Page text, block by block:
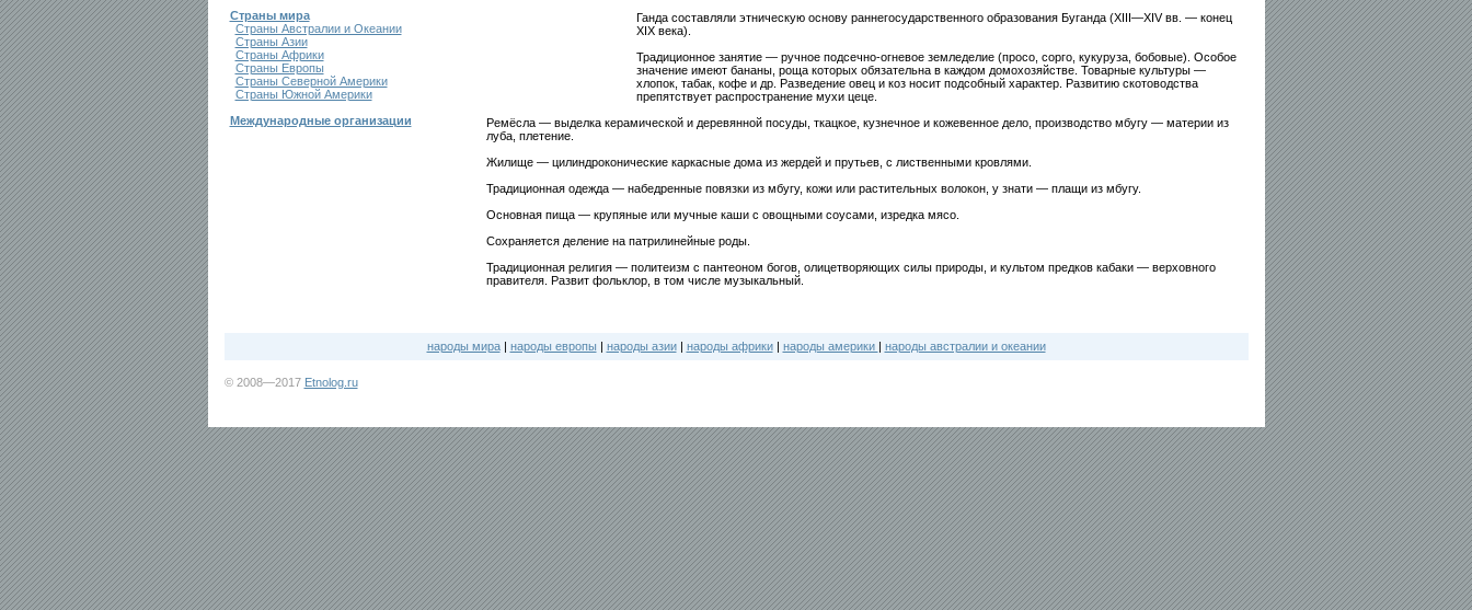
Страны мира
Страны Австралии и Океании
Страны Азии
Страны Африки
Страны Европы
Страны Северной Америки
Страны Южной Америки
Международные организации
Ганда составляли этническую основу раннегосударственного образования Буганда (XIII—XIV вв. — конец
XIX века).
Традиционное занятие — ручное подсечно-огневое земледелие (просо, сорго, кукуруза, бобовые). Особое
значение имеют бананы, роща которых обязательна в каждом домохозяйстве. Товарные культуры —
хлопок, табак, кофе и др. Разведение овец и коз носит подсобный характер. Развитию скотоводства
препятствует распространение мухи цеце.
Ремёсла — выделка керамической и деревянной посуды, ткацкое, кузнечное и кожевенное дело, производство мбугу — материи из
луба, плетение.
Жилище — цилиндроконические каркасные дома из жердей и прутьев, с лиственными кровлями.
Традиционная одежда — набедренные повязки из мбугу, кожи или растительных волокон, у знати — плащи из мбугу.
Основная пища — крупяные или мучные каши с овощными соусами, изредка мясо.
Сохраняется деление на патрилинейные роды.
Традиционная религия — политеизм с пантеоном богов, олицетворяющих силы природы, и культом предков кабаки — верховного
правителя. Развит фольклор, в том числе музыкальный.
народы мира| народы европы | народы азии| народы африки| народы америки | народы австралии и океании
© 2008—2017 Etnolog.ru